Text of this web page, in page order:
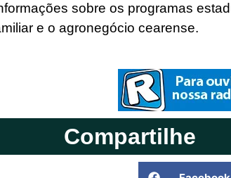
sobre os programas
e o agronegócio cearense.
Compartilhe